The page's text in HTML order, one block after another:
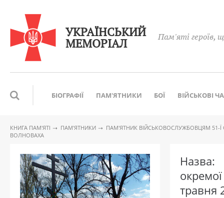
УКРАЇНСЬКИЙ
МЕМОРІАЛ Пам'яті героїв,
БІОГРАФІЇ ПАМ'ЯТНИКИ БОЇ ВІЙСЬКОВІ
КНИГА ПАМ′ЯТІ ПАМ'ЯТНИКИ
ПАМ′ЯТНИК ВІЙСЬКОВОСЛУЖБОВЦЯМ 51-Ї
ВОЛНОВАХА
травня